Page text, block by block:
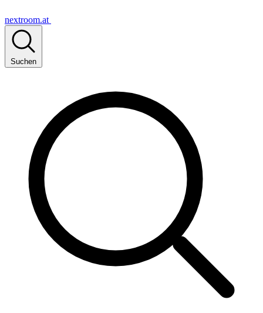
nextroom.at
Suchen